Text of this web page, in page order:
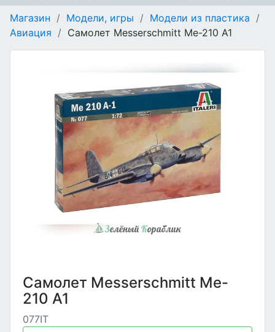
Магазин / Модели, игры / Модели из пластика /
Авиация / Самолет Messerschmitt Me-210 A1
Самолет Messerschmitt Me-
210 A1
077IT